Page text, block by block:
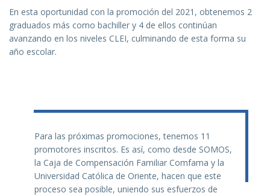
En esta oportunidad con la promoción del 2021, obtenemos 2
graduados más como bachiller y 4 de ellos continúan
avanzando en los niveles CLEI, culminando de esta forma su
año escolar.
Para las próximas promociones, tenemos 11
promotores inscritos. Es así, como desde SOMOS,
la Caja de Compensación Familiar Comfama y la
Universidad Católica de Oriente, hacen que este
proceso sea posible, uniendo sus esfuerzos de